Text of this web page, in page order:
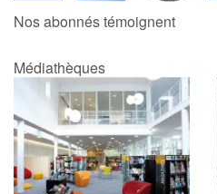
Famille
Écoles
Médiathèques
Vidéos & Tutoriaux
Nos abonnés témoignent
Médiathèques